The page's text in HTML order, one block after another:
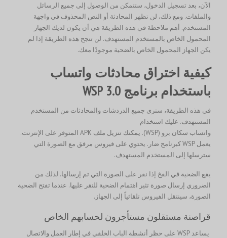
الآن، بعد تسجيل الدخول، ستتمكن من الوصول إلى جميع الرسائل
والملفات. ومع ذلك، لن تظهر المحادثة أو النص المحذوف في واجهة
المستخدم. أهم ملاحظة في هذه الطريقة هي أن يكون لديك الجهاز
المحمول الخاص بالمستخدم المستهدف. لن تنجح هذه الطريقة إذا لم
يكن الجهاز المحمول الخاص بالضحية موجودًا معك.
كيفية اختراق محادثات واتساب
باستخدام برنامج WSP 3.0
في هذه الطريقة، سترى جميع الدردشات والمحادثات من المستخدم
المستهدف. عليك استخدام
واتساب سكان برو (WSP). يمكنك تنزيل ملف APK المتوفر على الإنترنت.
يعمل WSP كبرنامج ضار. يحتوي على فيروس مرفق مع الصورة التي
سترسلها إلى المستخدم المستهدف.
يقع الضحية في الفخ إذا نقر على الصورة التي تم إرسالها. لذلك من
الضروري إرسال صورة تثير اهتمام الضحية للنقر عليها. عندما تفتح الضحية
الصورة، سينتقل الفيروس تلقائياً إلى الجهاز.
قراصنة مستقلون مستأجرون لحسابهم الخاص
يساعد WSP على حظر أنشطة الباب الخلفي في إطار العمل والاتصال